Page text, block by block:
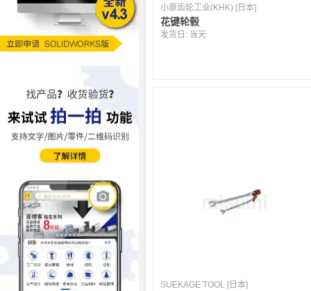
小原齿轮工业(KHK) [日本]
花键轮毂
发货日: 当天
SUEKAGE TOOL [日本]